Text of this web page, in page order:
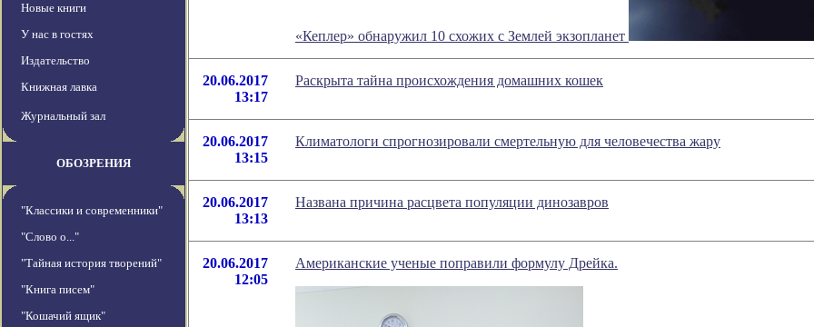
Новые книги
У нас в гостях
Издательство
Книжная лавка
Журнальный зал
ОБОЗРЕНИЯ
"Классики и современники"
"Слово о..."
"Тайная история творений"
"Книга писем"
"Кошачий ящик"
«Кеплер» обнаружил 10 схожих с Землей экзопланет
20.06.2017
13:17
Раскрыта тайна происхождения домашних кошек
20.06.2017
13:15
Климатологи спрогнозировали смертельную для человечества жару
20.06.2017
13:13
Названа причина расцвета популяции динозавров
20.06.2017
12:05
Американские ученые поправили формулу Дрейка.